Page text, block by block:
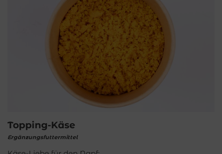
Topping-Käse
Ergänzungsfuttermittel